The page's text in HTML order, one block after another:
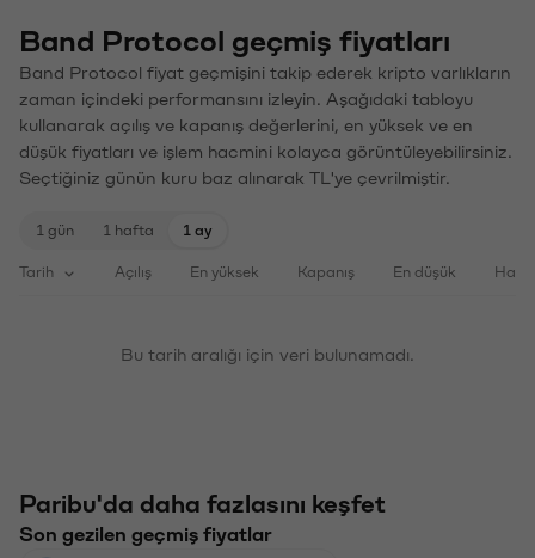
Band Protocol geçmiş fiyatları
Band Protocol fiyat geçmişini takip ederek kripto varlıkların
zaman içindeki performansını izleyin. Aşağıdaki tabloyu
kullanarak açılış ve kapanış değerlerini, en yüksek ve en
düşük fiyatları ve işlem hacmini kolayca görüntüleyebilirsiniz.
Seçtiğiniz günün kuru baz alınarak TL'ye çevrilmiştir.
1 gün 1 hafta 1 ay
Tarih Açılış En yüksek Kapanış En düşük
Bu tarih aralığı için veri bulunamadı.
Paribu'da daha fazlasını keşfet
Son gezilen geçmiş fiyatlar